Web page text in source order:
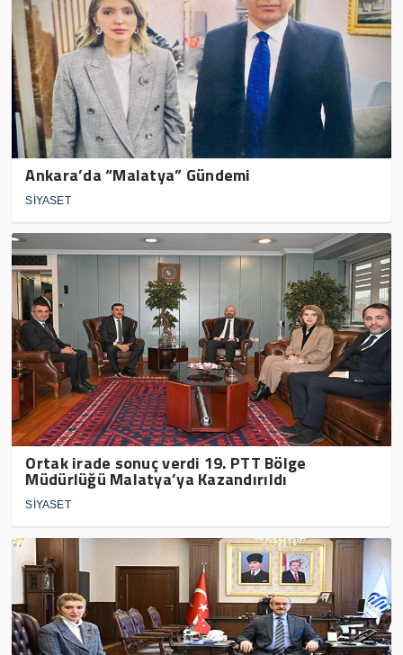
Ankara’da “Malatya” Gündemi
SİYASET
Ortak irade sonuç verdi 19. PTT Bölge
Müdürlüğü Malatya’ya Kazandırıldı
SİYASET